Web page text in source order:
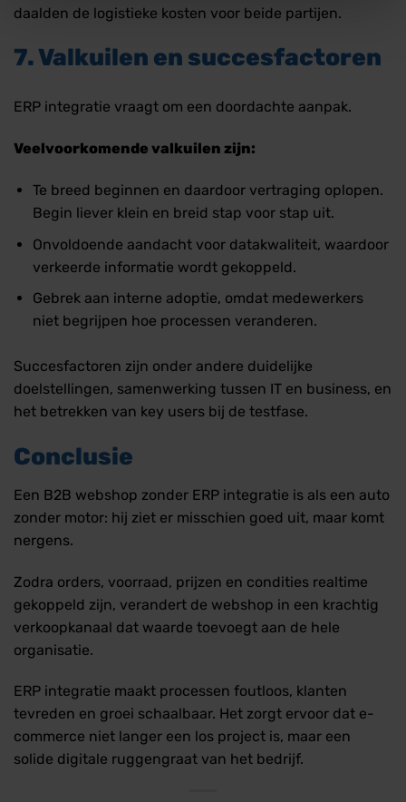
daalden de logistieke kosten voor beide partijen.
7. Valkuilen en succesfactoren
ERP integratie vraagt om een doordachte aanpak.
Veelvoorkomende valkuilen zijn:
Te breed beginnen en daardoor vertraging oplopen.
Begin liever klein en breid stap voor stap uit.
Onvoldoende aandacht voor datakwaliteit, waardoor
verkeerde informatie wordt gekoppeld.
Gebrek aan interne adoptie, omdat medewerkers
niet begrijpen hoe processen veranderen.
Succesfactoren zijn onder andere duidelijke
doelstellingen, samenwerking tussen IT en business, en
het betrekken van key users bij de testfase.
Conclusie
Een B2B webshop zonder ERP integratie is als een auto
zonder motor: hij ziet er misschien goed uit, maar komt
nergens.
Zodra orders, voorraad, prijzen en condities realtime
gekoppeld zijn, verandert de webshop in een krachtig
verkoopkanaal dat waarde toevoegt aan de hele
organisatie.
ERP integratie maakt processen foutloos, klanten
tevreden en groei schaalbaar. Het zorgt ervoor dat e-
commerce niet langer een los project is, maar een
solide digitale ruggengraat van het bedrijf.